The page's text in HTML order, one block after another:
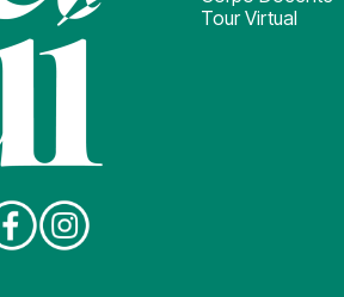
Tour Virtual